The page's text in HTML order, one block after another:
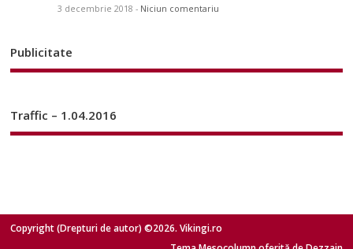
3 decembrie 2018 - Niciun comentariu
Publicitate
Traffic – 1.04.2016
Copyright (Drepturi de autor) ©2026. Vikingi.ro